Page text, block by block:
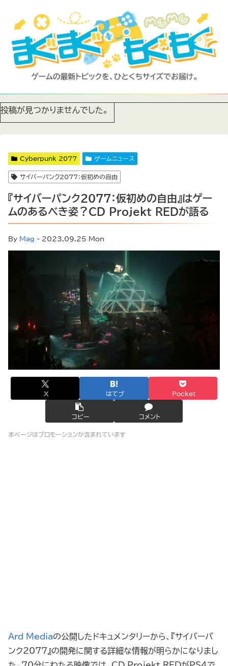
投稿が見つかりませんでした。
Cyberpunk 2077 ゲームニュース
サイバーパンク2077：仮初めの自由
『サイバーパンク2077：仮初めの自由』はゲー
ムのあるべき姿？CD Projekt REDが語る
By Mag - 2023.09.25 Mon
X はてブ Pocket
コピー コメント
本ページはプロモーションが含まれています
Ard Mediaの公開したドキュメンタリーから、『サイバーパ
ンク2077』の開発に関する詳細な情報が明らかになりまし